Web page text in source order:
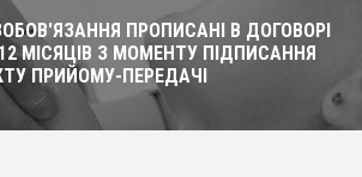
ПРОПИСАНІ В ДОГОВОРІ
МІСЯЦІВ З МОМЕНТУ ПІДПИСАННЯ
ПРИЙОМУ-ПЕРЕДАЧІ